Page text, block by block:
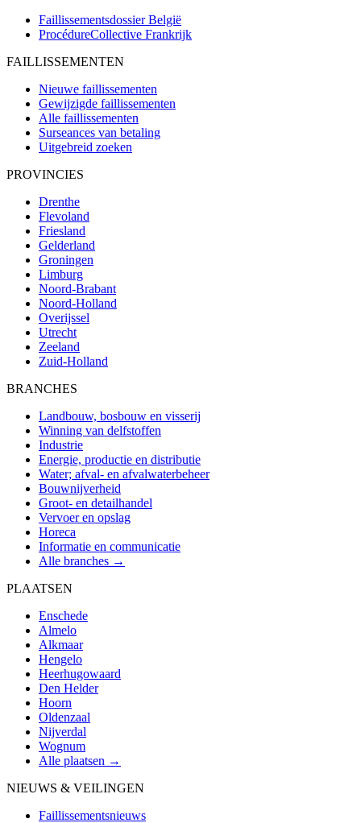
Faillissementsdossier België
ProcédureCollective Frankrijk
FAILLISSEMENTEN
Nieuwe faillissementen
Gewijzigde faillissementen
Alle faillissementen
Surseances van betaling
Uitgebreid zoeken
PROVINCIES
Drenthe
Flevoland
Friesland
Gelderland
Groningen
Limburg
Noord-Brabant
Noord-Holland
Overijssel
Utrecht
Zeeland
Zuid-Holland
BRANCHES
Landbouw, bosbouw en visserij
Winning van delfstoffen
Industrie
Energie, productie en distributie
Water; afval- en afvalwaterbeheer
Bouwnijverheid
Groot- en detailhandel
Vervoer en opslag
Horeca
Informatie en communicatie
Alle branches →
PLAATSEN
Enschede
Almelo
Alkmaar
Hengelo
Heerhugowaard
Den Helder
Hoorn
Oldenzaal
Nijverdal
Wognum
Alle plaatsen →
NIEUWS & VEILINGEN
Faillissementsnieuws